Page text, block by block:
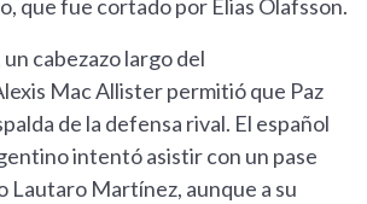
que fue cortado por Elias Olafsson.
cabezazo largo del
Mac Allister permitió que Paz
de la defensa rival. El español
intentó asistir con un pase
Lautaro Martínez, aunque a su